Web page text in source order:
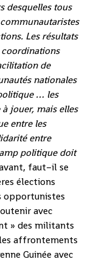
desquelles tous
Les résultats
coordinations
de
nationales
… les
jouer, mais elles
entre les
entre
politique doit
faut–il se
élections
opportunistes
avec
» des militants
les affrontements
Guinée avec